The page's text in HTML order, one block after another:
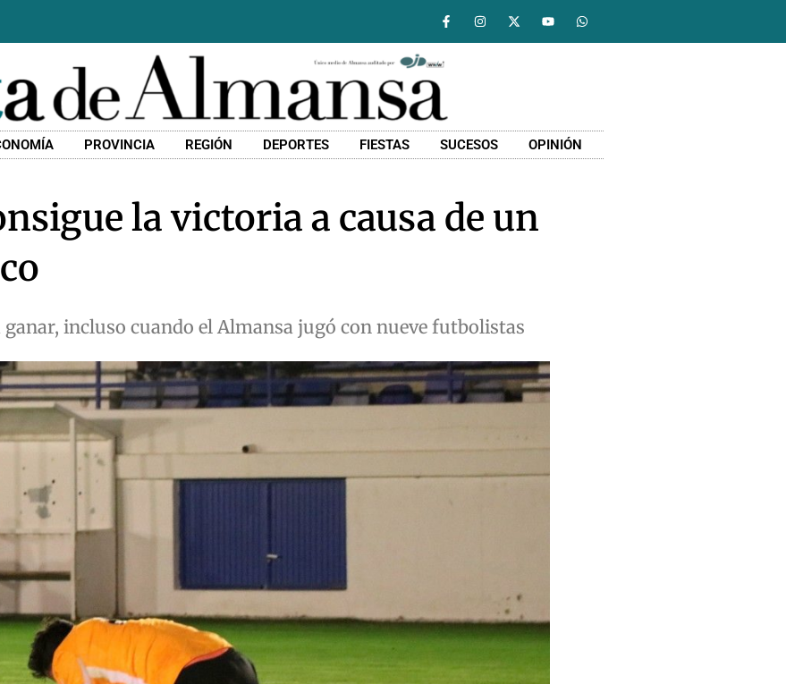
PROVINCIA REGIÓN DEPORTES FIESTAS SUCESOS OPINIÓN
la victoria a causa de un
incluso cuando el Almansa jugó con nueve futbolistas